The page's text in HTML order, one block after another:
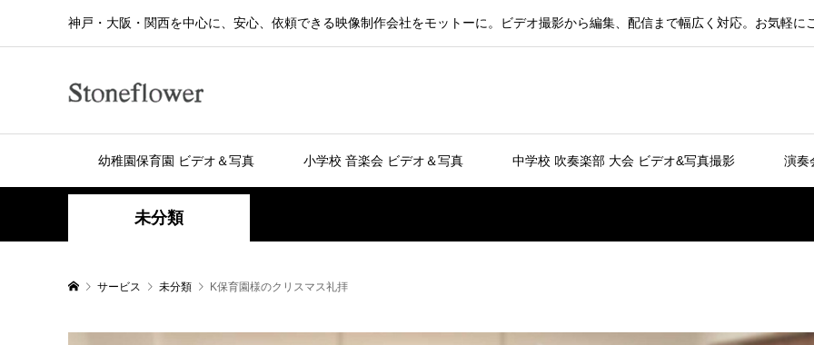
神戸・大阪・関西を中心に、安心、依頼できる映像制作会社をモットーに。ビデオ撮影から編集、配信まで幅広く対応。お気軽に
幼稚園保育園 ビデオ＆写真 小学校 音楽会 ビデオ＆写真 中学校 吹奏楽部 大会 ビデオ&写真撮影 演奏
未分類
サービス 未分類 K保育園様のクリスマス礼拝